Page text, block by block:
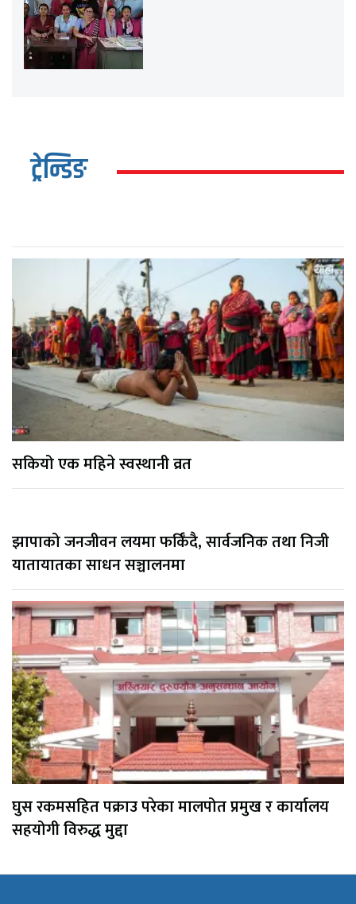
ट्रेन्डिङ
सकियो एक महिने स्वस्थानी व्रत
झापाको जनजीवन लयमा फर्किँदै, सार्वजनिक तथा निजी
यातायातका साधन सञ्चालनमा
घुस रकमसहित पक्राउ परेका मालपोत प्रमुख र कार्यालय
सहयोगी विरुद्ध मुद्दा